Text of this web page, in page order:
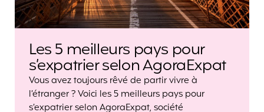
Les 5 meilleurs pays pour
s’expatrier selon AgoraExpat
Vous avez toujours rêvé de partir vivre à
l’étranger ? Voici les 5 meilleurs pays pour
s’expatrier selon AgoraExpat, société